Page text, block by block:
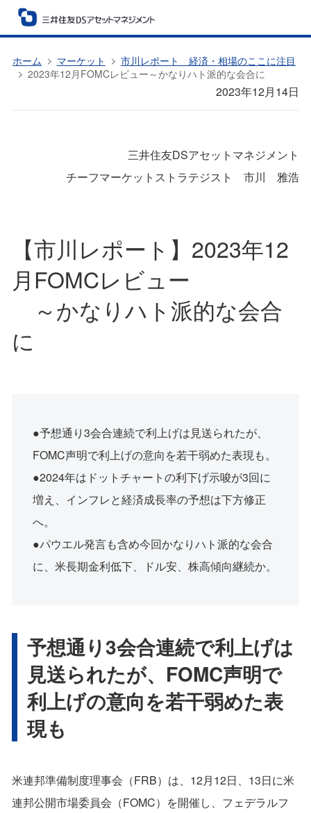
ホーム マーケット
市川レポート 経済・相場のここに注目
2023年12月FOMCレビュー～かなりハト派的な会合に
2023年12月14日
三井住友DSアセットマネジメント
チーフマーケットストラテジスト 市川 雅浩
【市川レポート】2023年12
月FOMCレビュー
～かなりハト派的な会合
に
●予想通り3会合連続で利上げは見送られたが、
FOMC声明で利上げの意向を若干弱めた表現も。
●2024年はドットチャートの利下げ示唆が3回に
増え、インフレと経済成長率の予想は下方修正
へ。
●パウエル発言も含め今回かなりハト派的な会合
に、米長期金利低下、ドル安、株高傾向継続か。
予想通り3会合連続で利上げは
見送られたが、FOMC声明で
利上げの意向を若干弱めた表
現も
米連邦準備制度理事会（FRB）は、12月12日、13日に米
連邦公開市場委員会（FOMC）を開催し、フェデラルフ